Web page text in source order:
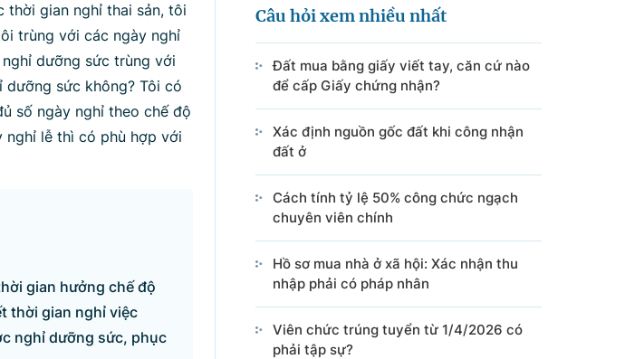
thời gian nghỉ thai sản, tôi
trùng với các ngày nghỉ
dưỡng sức trùng với
sức không? Tôi có
số ngày nghỉ theo chế độ
nghỉ lễ thì có phù hợp với
gian hưởng chế độ
thời gian nghỉ việc
nghỉ dưỡng sức, phục
Câu hỏi xem nhiều nhất
Đất mua bằng giấy viết tay, căn cứ nào
để cấp Giấy chứng nhận?
Xác định nguồn gốc đất khi công nhận
đất ở
Cách tính tỷ lệ 50% công chức ngạch
chuyên viên chính
Hồ sơ mua nhà ở xã hội: Xác nhận thu
nhập phải có pháp nhân
Viên chức trúng tuyển từ 1/4/2026 có
phải tập sự?